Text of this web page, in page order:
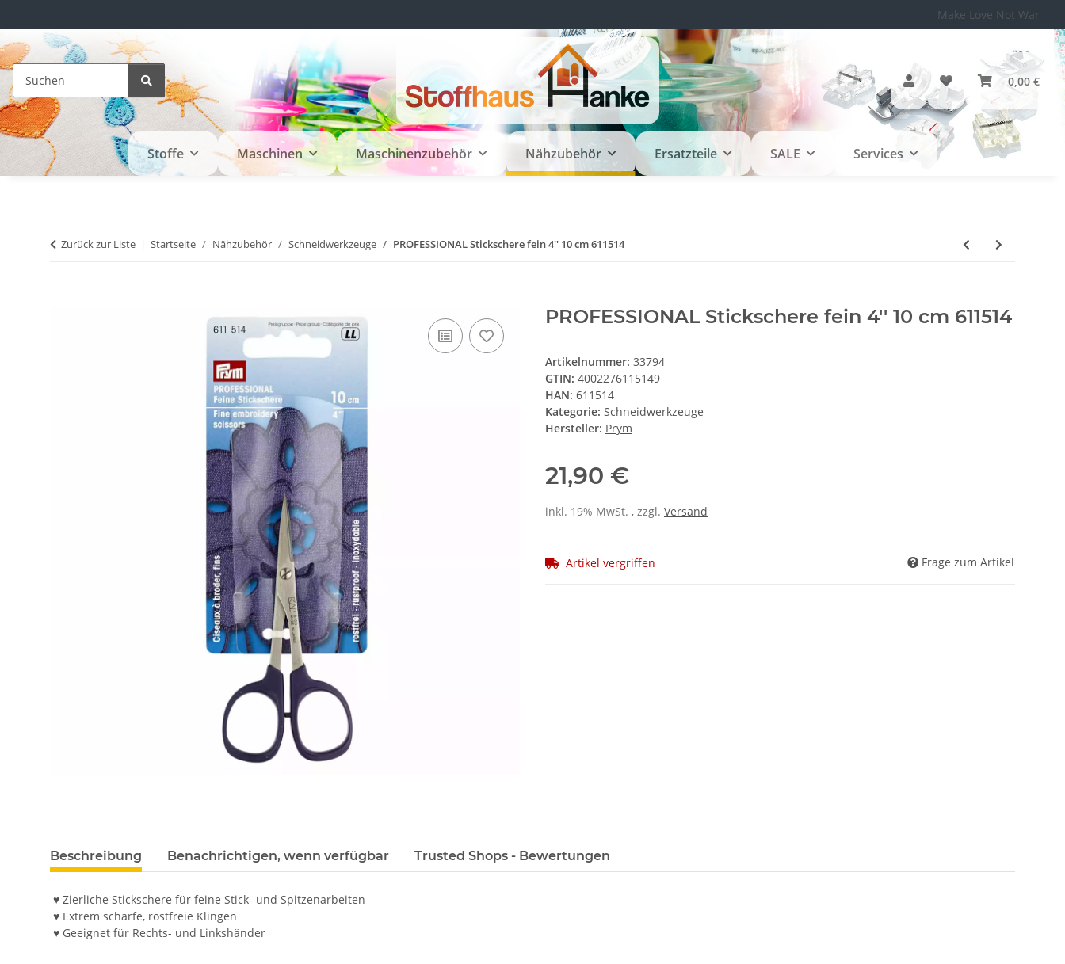
Make Love Not War
0,00 €
Stoffe Maschinen Maschinenzubehör Nähzubehör Ersatzteile SALE Services
Zurück zur Liste Startseite Nähzubehör Schneidwerkzeuge PROFESSIONAL Stickschere fein 4'' 10 cm 611514
PROFESSIONAL Stickschere fein 4'' 10 cm 611514
Artikelnummer: 33794
GTIN: 4002276115149
HAN: 611514
Kategorie: Schneidwerkzeuge
Hersteller: Prym
21,90 €
inkl. 19% MwSt. , zzgl. Versand
Artikel vergriffen Frage zum Artikel
Beschreibung Benachrichtigen, wenn verfügbar Trusted Shops - Bewertungen
♥ Zierliche Stickschere für feine Stick- und Spitzenarbeiten
♥ Extrem scharfe, rostfreie Klingen
♥ Geeignet für Rechts- und Linkshänder